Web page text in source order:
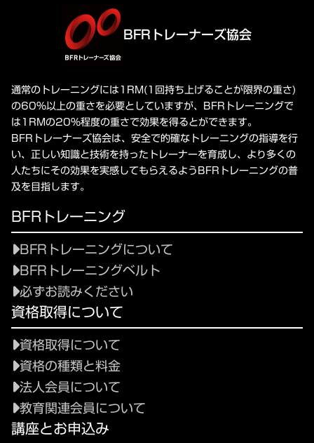
BFRトレーナーズ協会
通常のトレーニングには1RM(1回持ち上げることが限界の重さ)
の60%以上の重さを必要としていますが、BFRトレーニングで
は1RMの20%程度の重さで効果を得るとができます。
BFRトレーナーズ協会は、安全で的確なトレーニングの指導を行
い、正しい知識と技術を持ったトレーナーを育成し、より多くの
人たちにその効果を実感してもらえるようBFRトレーニングの普
及を目指します。
BFRトレーニング
BFRトレーニングについて
BFRトレーニングベルト
必ずお読みください
資格取得について
資格取得について
資格の種類と料金
法人会員について
教育関連会員について
講座とお申込み